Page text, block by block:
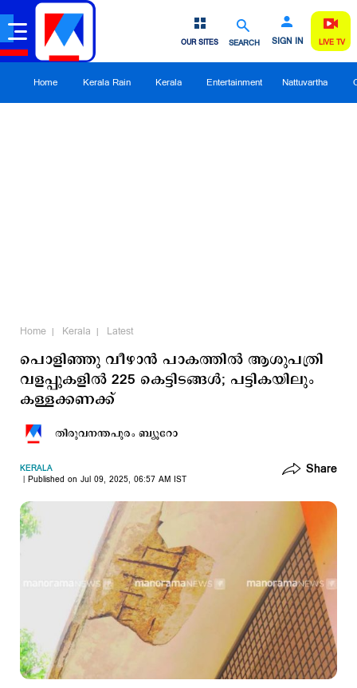
SEARCH SIGN IN
OUR SITES LIVE TV
Home Kerala Rain Kerala Entertainment Nattuvartha
Home Kerala Latest
പൊളിഞ്ഞു വീഴാന്‍ പാകത്തില്‍ ആശുപത്രി
വളപ്പുകളില്‍ 225 കെട്ടിടങ്ങള്‍; പട്ടികയിലും
കള്ളക്കണക്ക്
തിരുവനന്തപുരം ബ്യൂറോ
KERALA
Published on Jul 09, 2025, 06:57 AM IST
Share